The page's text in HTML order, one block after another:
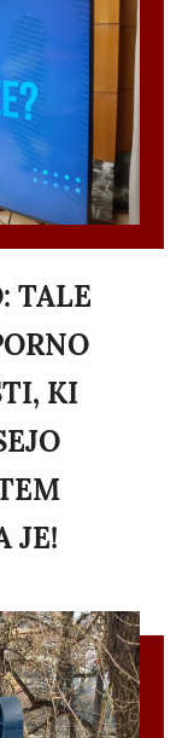
TALE
KI
JE!